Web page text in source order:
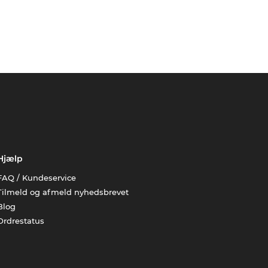
/ Kundeservice
og afmeld nyhedsbrevet